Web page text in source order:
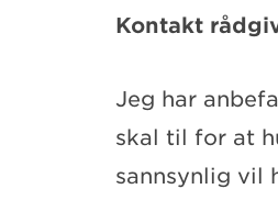
Kontakt
Jeg har
skal til for at
sannsynlig vil